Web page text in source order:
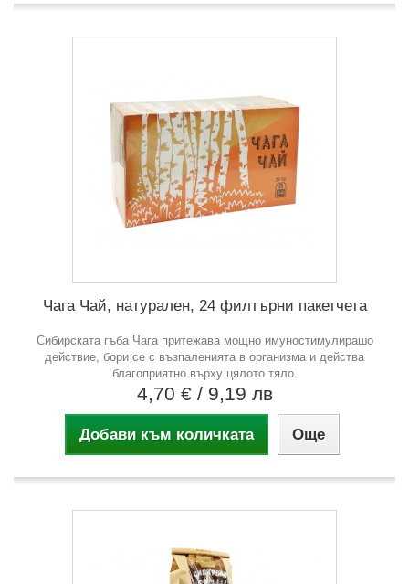
Чага Чай, натурален, 24 филтърни пакетчета
Сибирската гъба Чага притежава мощно имуностимулирашо
действие, бори се с възпаленията в организма и действа
благоприятно върху цялото тяло.
4,70 € / 9,19 лв
Добави към количката Още